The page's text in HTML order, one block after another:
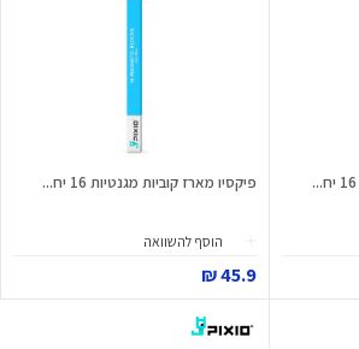
פיקסיו מארז קוביות מגנטיות 16 יח...
הוסף להשוואה
45.9 ₪